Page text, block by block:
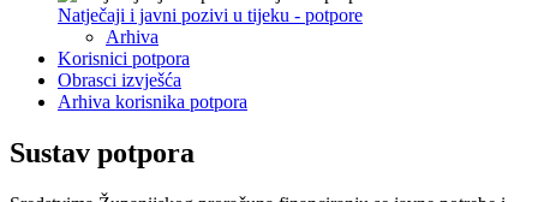
Natječaji i javni pozivi u tijeku - potpore
Arhiva
Korisnici potpora
Obrasci izvješća
Arhiva korisnika potpora
Sustav potpora